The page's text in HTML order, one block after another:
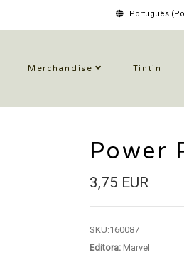
Português
Merchandise Tintin
Power
3,75 EUR
SKU:160087
Editora:Marvel